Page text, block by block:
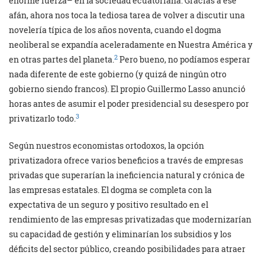
afán, ahora nos toca la tediosa tarea de volver a discutir una
novelería típica de los años noventa, cuando el dogma
neoliberal se expandía aceleradamente en Nuestra América y
en otras partes del planeta.2 Pero bueno, no podíamos esperar
nada diferente de este gobierno (y quizá de ningún otro
gobierno siendo francos). El propio Guillermo Lasso anunció
horas antes de asumir el poder presidencial su desespero por
privatizarlo todo.3
Según nuestros economistas ortodoxos, la opción
privatizadora ofrece varios beneficios a través de empresas
privadas que superarían la ineficiencia natural y crónica de
las empresas estatales. El dogma se completa con la
expectativa de un seguro y positivo resultado en el
rendimiento de las empresas privatizadas que modernizarían
su capacidad de ges­tión y eliminarían los subsidios y los
déficits del sector público, creando posibilidades para atraer